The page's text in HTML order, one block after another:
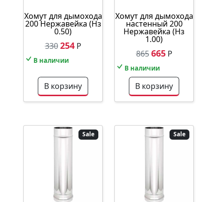
Хомут для дымохода
200 Нержавейка (Нз
0.50)
330 254Р
В наличии
В корзину
Хомут для дымохода
настенный 200
Нержавейка (Нз
1.00)
865 665Р
В наличии
В корзину
Sale Sale